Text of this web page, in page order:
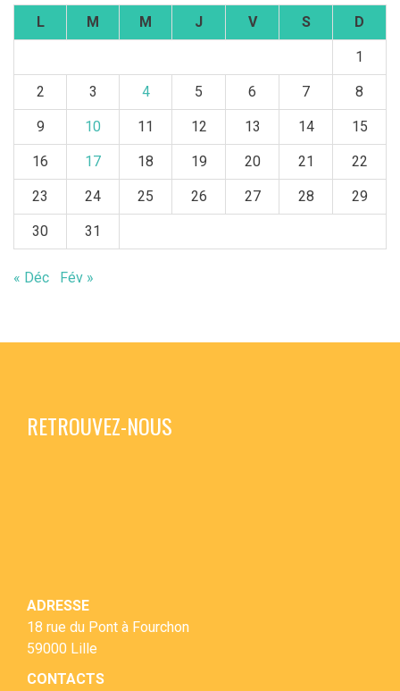
L M M J V S D
1
2 3 4 5 6 7 8
9 10 11 12 13 14 15
16 17 18 19 20 21 22
23 24 25 26 27 28 29
30 31
« Déc Fév »
RETROUVEZ-NOUS
ADRESSE
18 rue du Pont à Fourchon
59000 Lille
CONTACTS